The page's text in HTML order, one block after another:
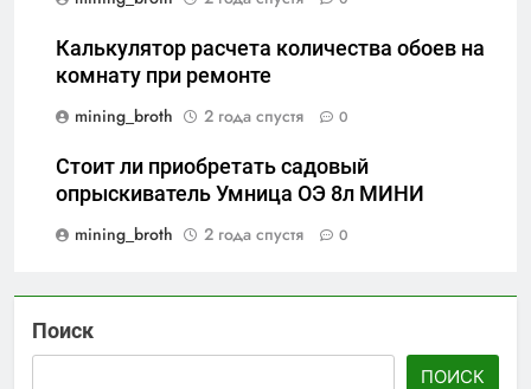
Калькулятор расчета количества обоев на
комнату при ремонте
mining_broth
2 года спустя 0
Стоит ли приобретать садовый
опрыскиватель Умница ОЭ 8л МИНИ
mining_broth
2 года спустя 0
Поиск
ПОИСК